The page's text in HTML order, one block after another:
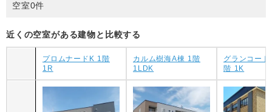
空室0件
近くの空室がある建物と比較する
プロムナードK 1階
1R
カルム樹海A棟 1階
1LDK
グランコー
階 1K